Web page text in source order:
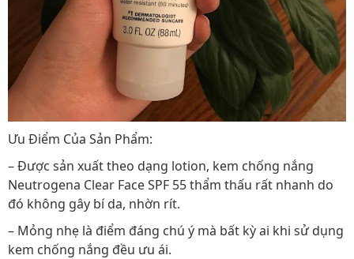
Ưu Điểm Của Sản Phẩm:
– Được sản xuất theo dạng lotion, kem chống nắng
Neutrogena Clear Face SPF 55 thẩm thấu rất nhanh do
đó không gây bí da, nhờn rít.
– Mỏng nhẹ là điểm đáng chú ý mà bất kỳ ai khi sử dụng
kem chống nắng đều ưu ái.